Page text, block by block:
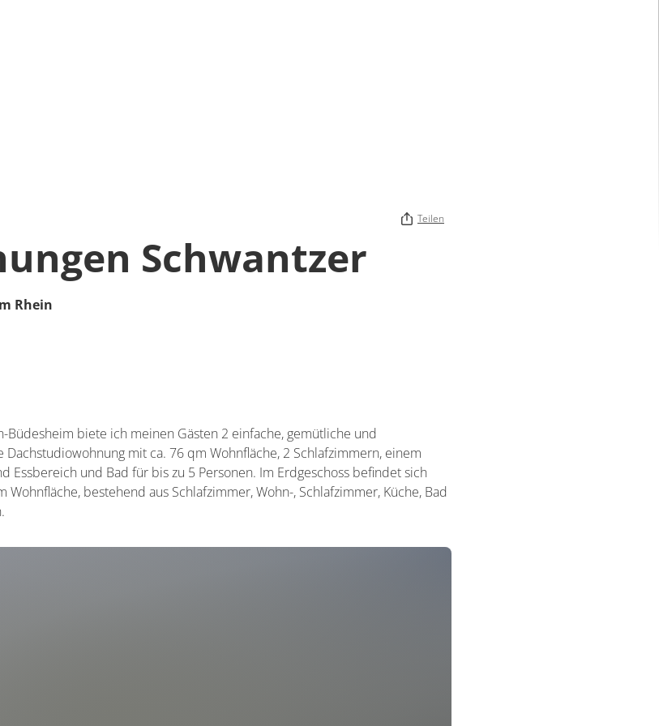
Teilen
Schwantzer
Rhein
Büdesheim biete ich meinen Gästen 2 einfache, gemütliche und
mit ca. 76 qm Wohnfläche, 2 Schlafzimmern, einem
Essbereich und Bad für bis zu 5 Personen. Im Erdgeschoss befindet sich
bestehend aus Schlafzimmer, Wohn-, Schlafzimmer, Küche, Bad